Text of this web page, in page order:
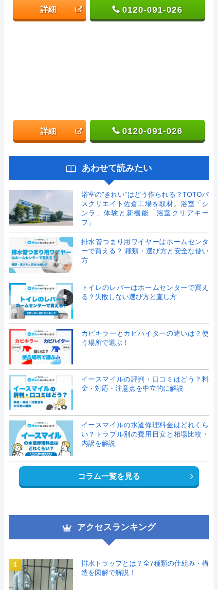
詳細 0120-091-026
詳細 0120-091-026
あわせて読みたい
浴室の”きれい”はどう作られる？TOTOバ
スクリエイト佐倉工場を取材。浴室「シ
ンラ」体験と新機能「浴室クリアキー
プ」
排水管つまり用ワイヤーはホームセンタ
ーで買える？ 種類・選び方と安全な使い
方
トイレのレバーはホームセンターで買え
る？失敗しない選び方と直し方
カビキラーとカビハイターの違いは？使
う場所で選ぶ！
イースマイルの評判・口コミはどう？料
金・対応・注意点を中立的に解説
イースマイルの水道修理料金はどれくら
い？トラブル別の費用目安と相場比較・
内訳を解説
コラム一覧を見る
アクセスランキング
1
排水トラップとは？全7種類の仕組み・構
造を図解で解説！